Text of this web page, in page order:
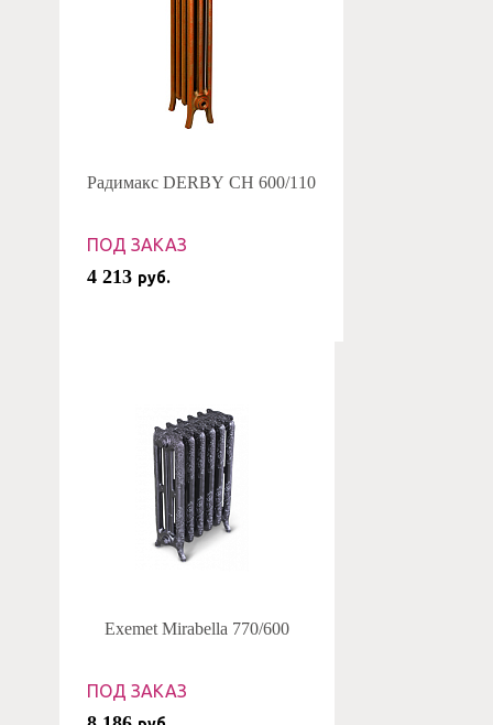
Радимакс DERBY CH 600/110
ПОД ЗАКАЗ
4 213 руб.
Exemet Mirabella 770/600
ПОД ЗАКАЗ